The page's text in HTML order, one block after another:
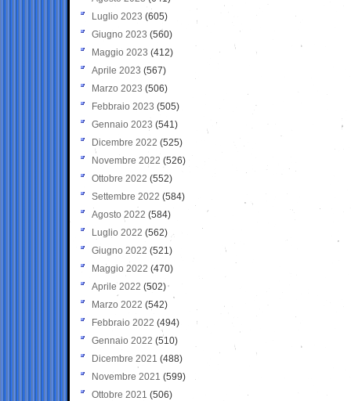
Luglio 2023 (605)
Giugno 2023 (560)
Maggio 2023 (412)
Aprile 2023 (567)
Marzo 2023 (506)
Febbraio 2023 (505)
Gennaio 2023 (541)
Dicembre 2022 (525)
Novembre 2022 (526)
Ottobre 2022 (552)
Settembre 2022 (584)
Agosto 2022 (584)
Luglio 2022 (562)
Giugno 2022 (521)
Maggio 2022 (470)
Aprile 2022 (502)
Marzo 2022 (542)
Febbraio 2022 (494)
Gennaio 2022 (510)
Dicembre 2021 (488)
Novembre 2021 (599)
Ottobre 2021 (506)